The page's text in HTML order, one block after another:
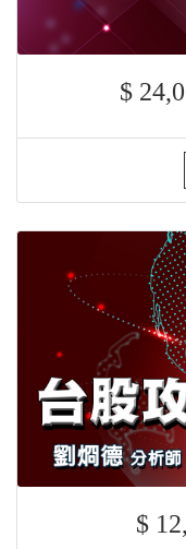
$
$